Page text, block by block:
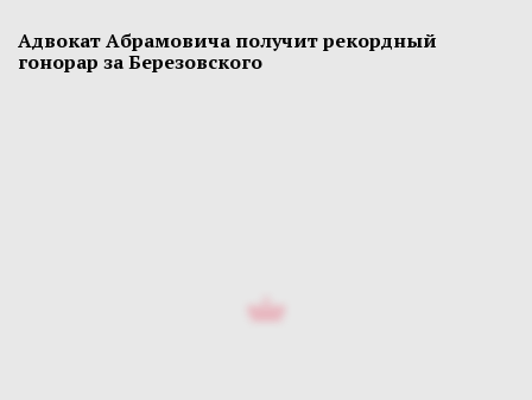
Адвокат Абрамовича получит рекордный
гонорар за Березовского